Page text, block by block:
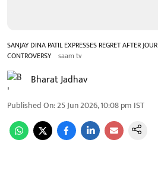
SANJAY DINA PATIL EXPRESSES REGRET AFTER
CONTROVERSY saam tv
Bharat Jadhav
Published On:25 Jun 2026, 10:08 pm IST